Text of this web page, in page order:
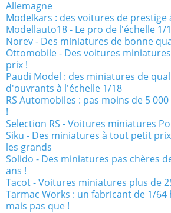
Allemagne
Modelkars : des voitures de
Modellauto18 - Le pro de l'échelle 1/
Norev - Des miniatures de bonne
Ottomobile - Des voitures
prix !
Paudi Model : des miniatures de
d'ouvrants à l'échelle 1/18
RS Automobiles : pas moins de 5
!
Selection RS - Voitures miniatures
Siku - Des miniatures à tout petit
les grands
Solido - Des miniatures pas chères
ans !
Tacot - Voitures miniatures plus de
Tarmac Works : un fabricant de 1/64
mais pas que !